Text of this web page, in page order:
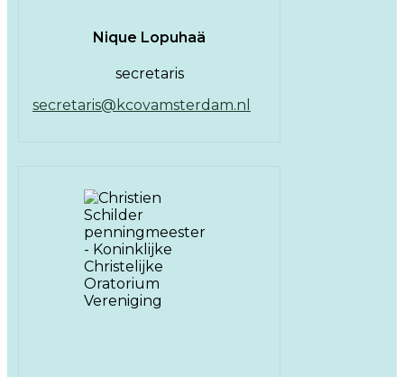
Nique Lopuhaä
secretaris
secretaris@kcovamsterdam.nl